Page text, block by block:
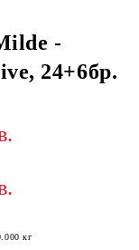
-
24+6бр.
кг